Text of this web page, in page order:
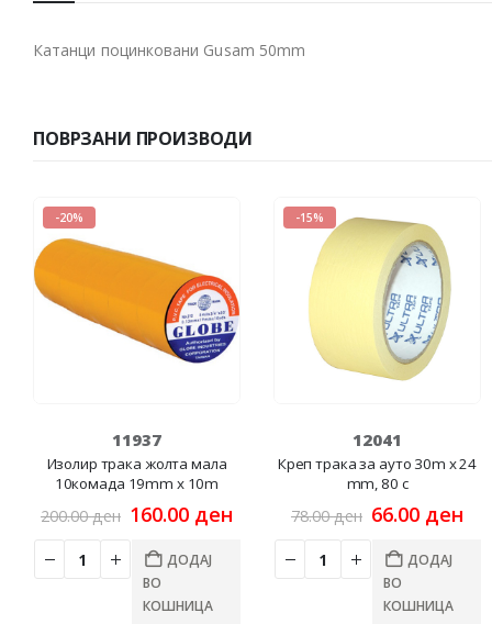
Катанци поцинковани Gusam 50mm
ПОВРЗАНИ ПРОИЗВОДИ
-20%
11937
Изолир трака жолта мала
10комада 19mm x 10m
200.00ден Original
was:
200.00 ден.
160.00 ден Current
price
160.00 ден.
ДОДАЈ
ВО
КОШНИЦА
-15%
12041
Креп трака за ауто 30m x 24
mm, 80 c
78.00ден Original
was:
78.00 ден.
66.00 ден
ДОДАЈ
ВО
КОШНИЦА